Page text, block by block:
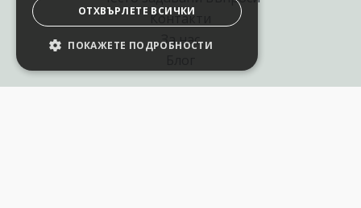
Контакти
За нас
ОТХВЪРЛЕТЕ ВСИЧКИ
ПОКАЖЕТЕ ПОДРОБНОСТИ